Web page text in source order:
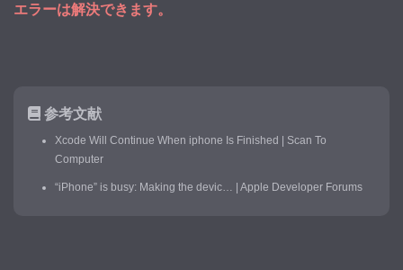
エラーは解決できます。
参考文献
Xcode Will Continue When iphone Is Finished | Scan To
Computer
“iPhone” is busy: Making the devic… | Apple Developer Forums